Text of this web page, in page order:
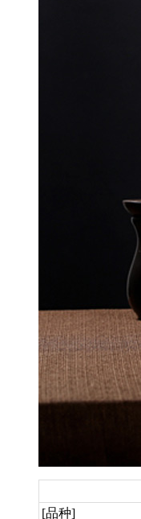
[品种]